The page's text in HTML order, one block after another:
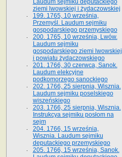
Laudum sejmiku deputackiego
ziemi lwowskiej i żydaczowskiej
199. 1765, 10 września,
Przemyśl. Laudum sejmiku
gospodarskiego przemyskiego
200. 1765, 10 września, Lwów.
Laudum sejmiku
gospodarskiego ziemi lwowskiej
i powiatu żydaczowskiego
201. 1766, 30 czerwca, Sanok.
Laudum elekcyjne
podkomorzego sanockiego
202. 1766, 25 sierpnia, Wisznia.
Laudum sejmiku poselskiego
wiszeńskiego
203. 1766, 25 sierpnia, Wisznia.
Instrukcya sejmiku posłom na
sejm
204. 1766, 15 września,
Wisznia. Laudum sejmiku
deputackiego przemyskiego
205. 1766, 15 września, Sanok.